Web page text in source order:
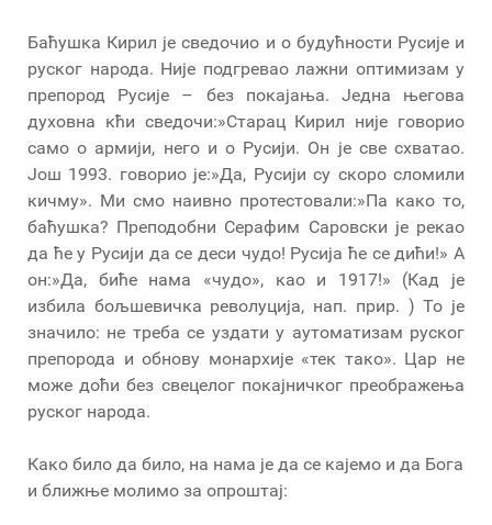
Баћушка Кирил је сведочио и о будућности Русије и
руског народа. Није подгревао лажни оптимизам у
препород Русије – без покајања. Једна његова
духовна кћи сведочи:»Старац Кирил није говорио
само о армији, него и о Русији. Он је све схватао.
Још 1993. говорио је:»Да, Русији су скоро сломили
кичму». Ми смо наивно протестовали:»Па како то,
баћушка? Преподобни Серафим Саровски је рекао
да ће у Русији да се деси чудо! Русија ће се дићи!» А
он:»Да, биће нама «чудо», као и 1917!» (Кад је
избила бољшевичка револуција, нап. прир. ) То је
значило: не треба се уздати у аутоматизам руског
препорода и обнову монархије «тек тако». Цар не
може доћи без свецелог покајничког преображења
руског народа.
Како било да било, на нама је да се кајемо и да Бога
и ближње молимо за опроштај: